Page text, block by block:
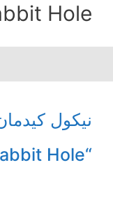
Hole
نيكول
“Rabbit Hole”